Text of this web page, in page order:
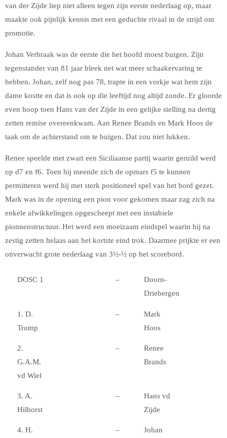
van der Zijde liep niet alleen tegen zijn eerste nederlaag op, maar
maakte ook pijnlijk kennis met een geduchte rivaal in de strijd om
promotie.
Johan Verbraak was de eerste die het hoofd moest buigen. Zijn
tegenstander van 81 jaar bleek net wat meer schaakervaring te
hebben. Johan, zelf nog pas 78, trapte in een vorkje wat hem zijn
dame kostte en dat is ook op die leeftijd nog altijd zonde. Er gloorde
even hoop toen Hans van der Zijde in een gelijke stelling na dertig
zetten remise overeenkwam. Aan Renee Brands en Mark Hoos de
taak om de achterstand om te buigen. Dat zou niet lukken.
Renee speelde met zwart een Siciliaanse partij waarin geruild werd
op d7 en f6. Toen hij meende zich de opmars f5 te kunnen
permitteren werd hij met sterk positioneel spel van het bord gezet.
Mark was in de opening een pion voor gekomen maar zag zich na
enkele afwikkelingen opgescheept met een instabiele
pionnenstructuur. Het werd een moeizaam eindspel waarin hij na
zestig zetten helaas aan het kortste eind trok. Daarmee prijkte er een
onverwacht grote nederlaag van 3½-½ op het scorebord.
DOSC 1 –
Doorn-
Driebergen
1. D.
Tromp
–
Mark
Hoos
2.
G.A.M.
vd Wiel
–
Renee
Brands
3. A.
Hilhorst
–
Hans vd
Zijde
4. H.
–
Johan